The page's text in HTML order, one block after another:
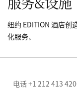
纽约 EDITION 酒店创
化服务。
电话 +1 212 413